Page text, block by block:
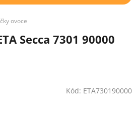
ovoce
Secca 7301 90000
Kód: ETA730190000